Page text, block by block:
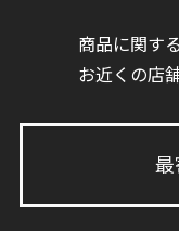
商品に関す
お近くの店
最